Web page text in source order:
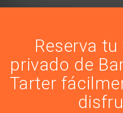
Reserva
privado de
Tarter